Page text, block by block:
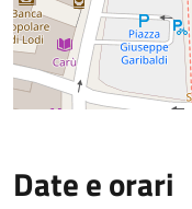
Date e orari